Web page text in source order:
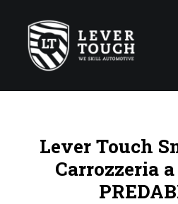
Linee di servizio
Carrozzerie
Lever Touch
Carrozzeria